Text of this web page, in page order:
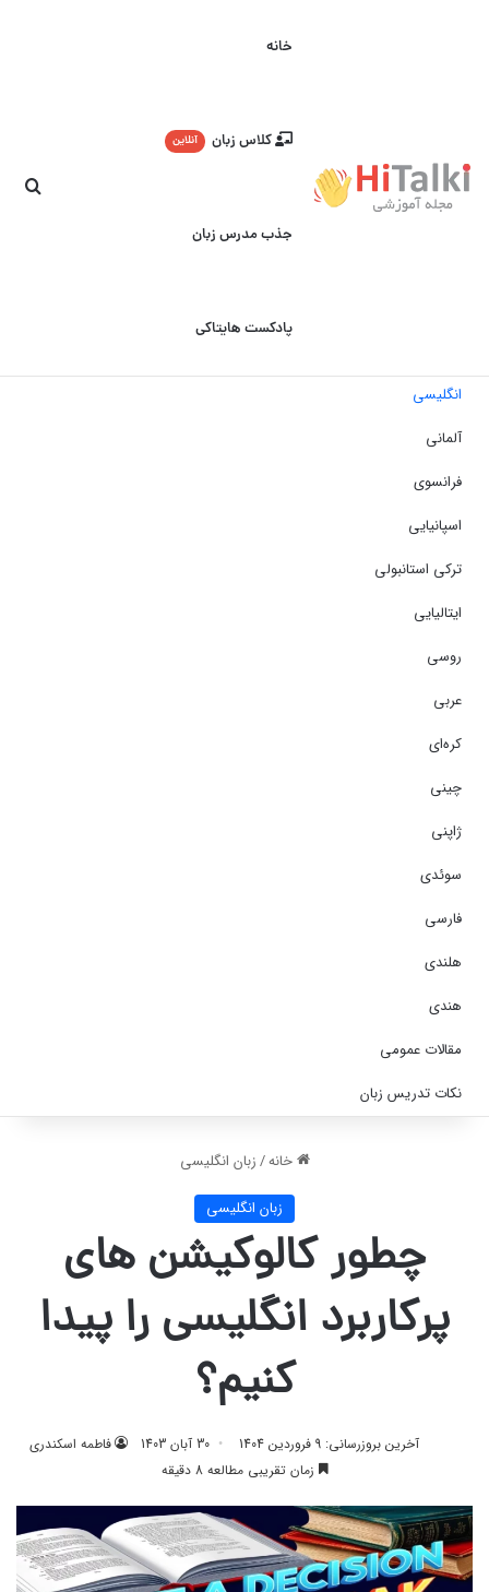
خانه
کلاس زبان آنلاین
جذب مدرس زبان
پادکست هایتاکی
انگلیسی
آلمانی
فرانسوی
اسپانیایی
ترکی استانبولی
ایتالیایی
روسی
عربی
کره‌ای
چینی
ژاپنی
سوئدی
فارسی
هلندی
هندی
مقالات عمومی
نکات تدریس زبان
خانه/زبان انگلیسی
زبان انگلیسی
چطور کالوکیشن‌ های
پرکاربرد انگلیسی را پیدا
کنیم؟
فاطمه اسکندری 30 آبان 1403
آخرین بروزرسانی: 9 فروردین 1404
زمان تقریبی مطالعه 8 دقیقه